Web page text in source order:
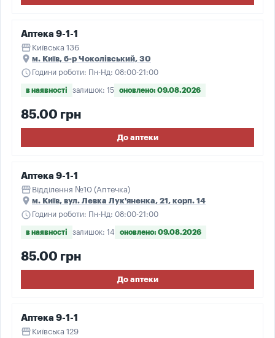
Аптека 9-1-1
storefront Київська 136
place м. Київ, б-р Чоколівський, 30
schedule Години роботи: Пн-Нд: 08:00-21:00
в наявності залишок: 15 оновлено: 09.08.2026
85.00 грн
До аптеки
Аптека 9-1-1
storefront Відділення №10 (Аптечка)
place м. Київ, вул. Левка Лук'яненка, 21, корп. 14
schedule Години роботи: Пн-Нд: 08:00-21:00
в наявності залишок: 14 оновлено: 09.08.2026
85.00 грн
До аптеки
Аптека 9-1-1
storefront Київська 129